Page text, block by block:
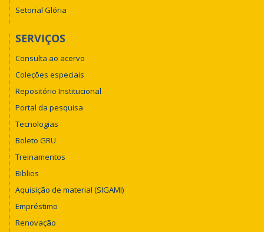
Setorial Glória
SERVIÇOS
Consulta ao acervo
Coleções especiais
Repositório Institucional
Portal da pesquisa
Tecnologias
Boleto GRU
Treinamentos
Biblios
Aquisição de material (SIGAMI)
Empréstimo
Renovação